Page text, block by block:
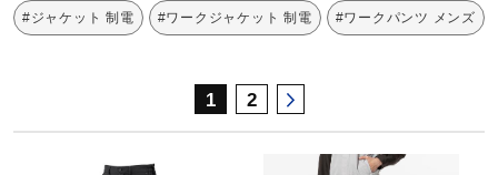
ライフスタイルウエア
#ジャケット 制電 #ワークジャケット 制電 #ワークパンツ メンズ
1 2